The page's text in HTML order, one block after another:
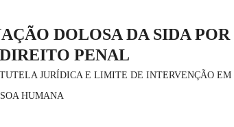
DOLOSA DA SIDA
PENAL
JURÍDICA E LIMITE DE INTERVENÇÃO EM
HUMANA